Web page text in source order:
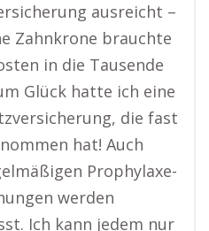
ausreicht –
Zahnkrone brauchte
in die Tausende
Glück hatte ich eine
die fast
hat! Auch
Prophylaxe-
werden
Ich kann jedem nur